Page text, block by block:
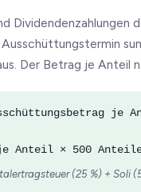
Dividendenzahlungen
Der Betrag je Anteil
je
Anteil × 500 Anteile
(25 %) + Soli